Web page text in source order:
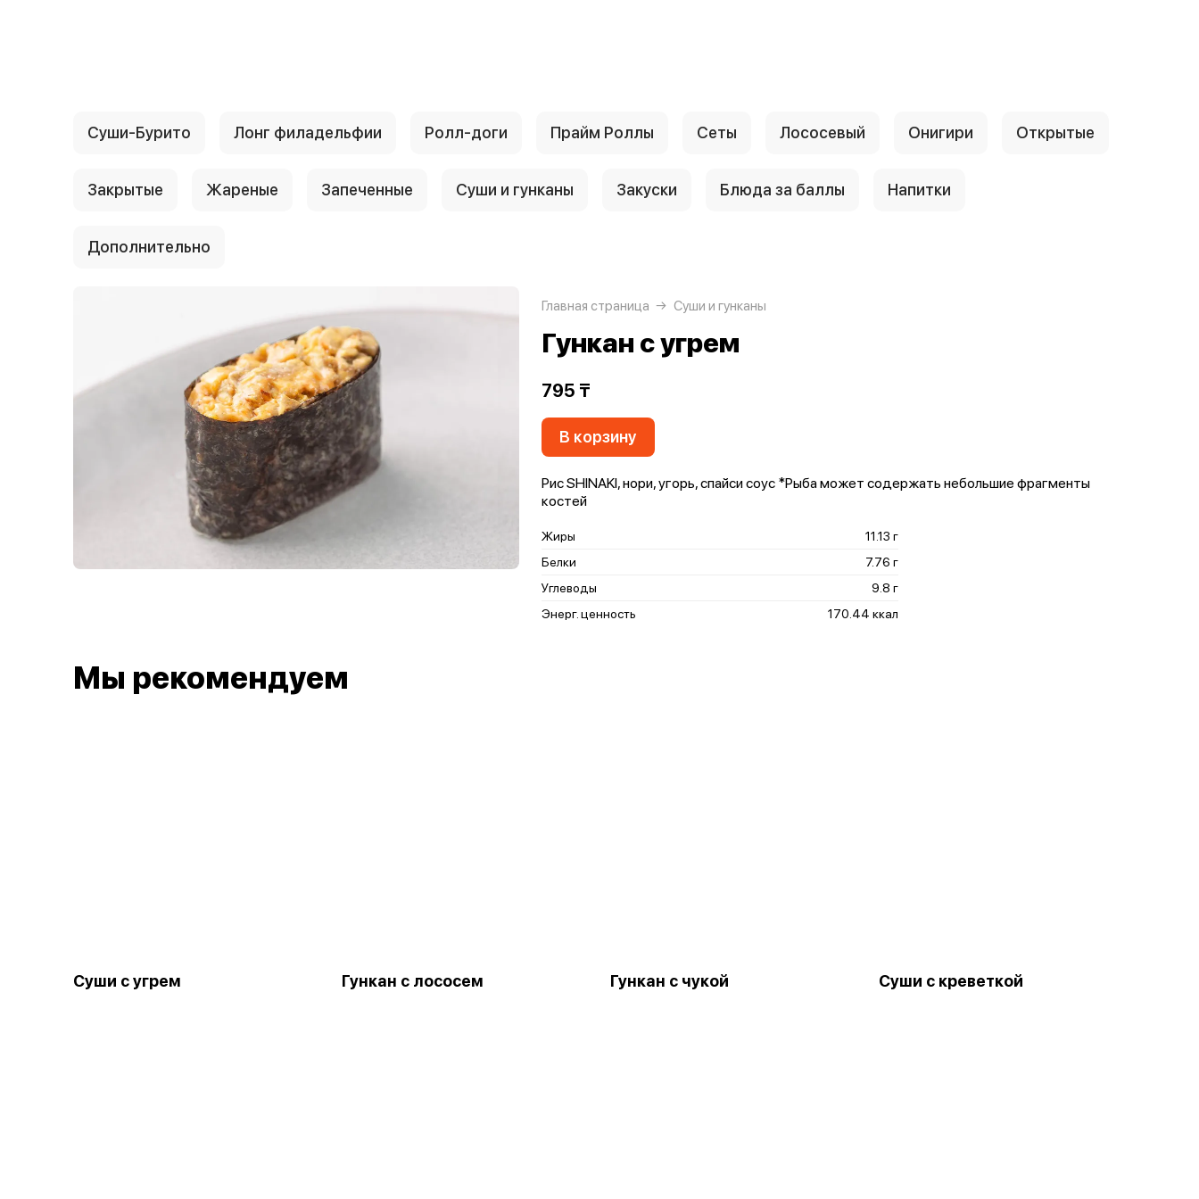
Суши-Бурито Лонг филадельфии Ролл-доги Прайм Роллы Сеты Лососевый Онигири Открытые
Закрытые Жареные Запеченные Суши и гунканы Закуски Блюда за баллы Напитки
Дополнительно
Главная страница Суши и гунканы
Гункан с угрем
795 ₸
В корзину
Рис SHINAKI, нори, угорь, спайси соус *Рыба может содержать небольшие фрагменты
костей
Жиры
11.13 г
Белки
7.76 г
Углеводы
9.8 г
Энерг. ценность
170.44 ккал
Мы рекомендуем
Суши с угрем Гункан с лососем Гункан с чукой Суши с креветкой